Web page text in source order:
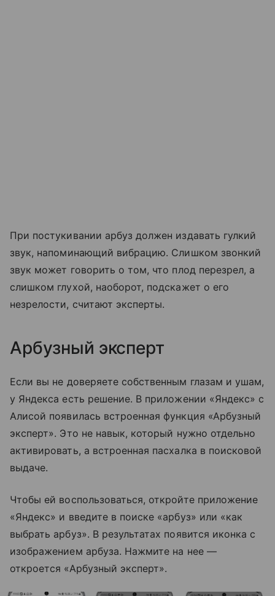
При постукивании арбуз должен издавать гулкий
звук, напоминающий вибрацию. Слишком звонкий
звук может говорить о том, что плод перезрел, а
слишком глухой, наоборот, подскажет о его
незрелости, считают эксперты.
Арбузный эксперт
Если вы не доверяете собственным глазам и ушам,
у Яндекса есть решение. В приложении «Яндекс» с
Алисой появилась встроенная функция «Арбузный
эксперт». Это не навык, который нужно отдельно
активировать, а встроенная пасхалка в поисковой
выдаче.
Чтобы ей воспользоваться, откройте приложение
«Яндекс» и введите в поиске «арбуз» или «как
выбрать арбуз». В результатах появится иконка с
изображением арбуза. Нажмите на нее —
откроется «Арбузный эксперт».